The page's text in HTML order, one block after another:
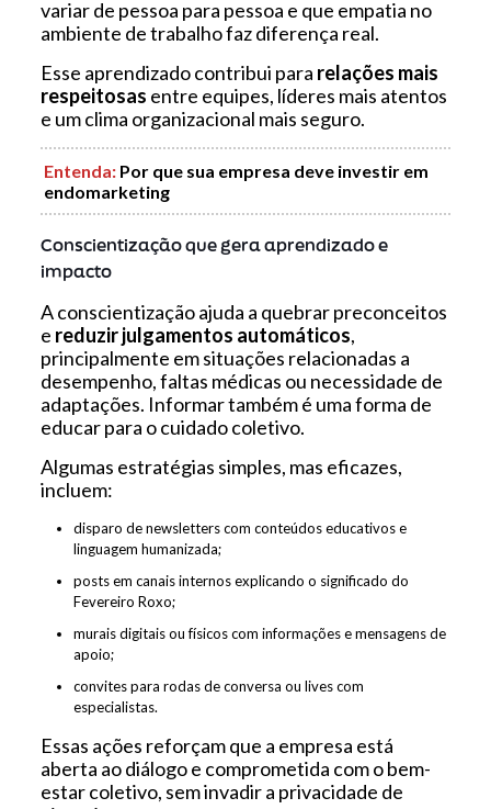
variar de pessoa para pessoa e que empatia no
ambiente de trabalho faz diferença real.
Esse aprendizado contribui para relações mais
respeitosas entre equipes, líderes mais atentos
e um clima organizacional mais seguro.
Entenda: Por que sua empresa deve investir em
endomarketing
Conscientização que gera aprendizado e
impacto
A conscientização ajuda a quebrar preconceitos
e reduzir julgamentos automáticos,
principalmente em situações relacionadas a
desempenho, faltas médicas ou necessidade de
adaptações. Informar também é uma forma de
educar para o cuidado coletivo.
Algumas estratégias simples, mas eficazes,
incluem:
disparo de newsletters com conteúdos educativos e
linguagem humanizada;
posts em canais internos explicando o significado do
Fevereiro Roxo;
murais digitais ou físicos com informações e mensagens de
apoio;
convites para rodas de conversa ou lives com
especialistas.
Essas ações reforçam que a empresa está
aberta ao diálogo e comprometida com o bem-
estar coletivo, sem invadir a privacidade de